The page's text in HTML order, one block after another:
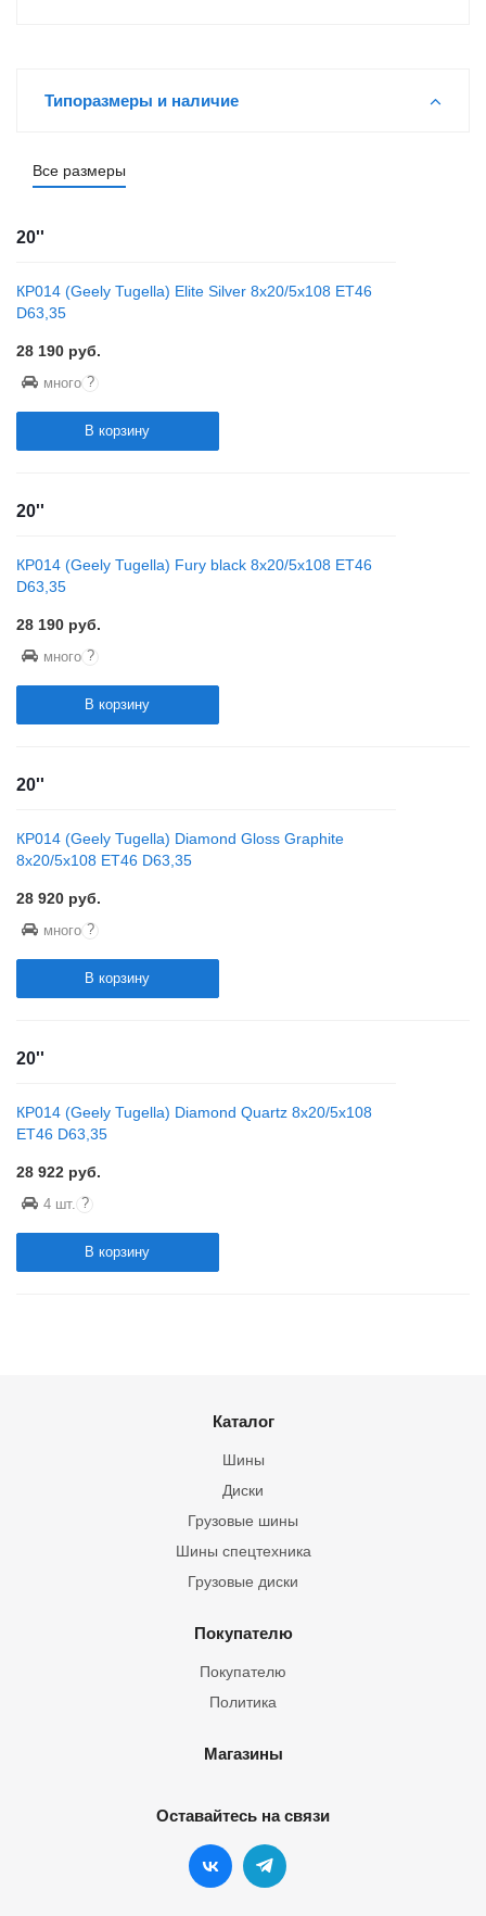
Типоразмеры и наличие
Все размеры
20''
КР014 (Geely Tugella) Elite Silver 8x20/5x108 ET46
D63,35
28 190 руб.
много ?
В корзину
20''
КР014 (Geely Tugella) Fury black 8x20/5x108 ET46
D63,35
28 190 руб.
много ?
В корзину
20''
КР014 (Geely Tugella) Diamond Gloss Graphite
8x20/5x108 ET46 D63,35
28 920 руб.
много ?
В корзину
20''
КР014 (Geely Tugella) Diamond Quartz 8x20/5x108
ET46 D63,35
28 922 руб.
4 шт. ?
В корзину
Каталог
Шины
Грузовые шины
Шины спецтехника
Диски
Грузовые диски
Покупателю
Покупателю
Политика
Магазины
Оставайтесь на связи